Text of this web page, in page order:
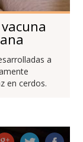
a
en cerdos.